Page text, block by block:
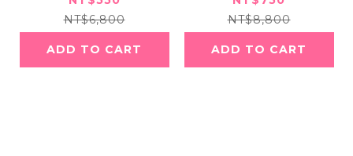
50元
NT$6,800
ADD TO CART
50元
NT$8,800
ADD TO CART